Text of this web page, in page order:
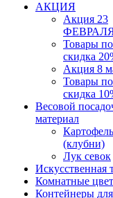
АКЦИЯ
Акция 23
Товары
скидка
Акция 8
Товары
скидка
Весовой
материал
Картофель
(клубни)
Лук севок
Искусственная
Комнатные
Контейнеры для